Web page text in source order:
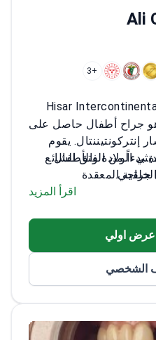
Ali
+3
Hisar
جراح أطفال حاصل على
يقوم
الولادة والأطفال
جراحي.
بدءاً من الفتق الشائع
المعقدة
لعلاج عيوباقرأ المزيد
اولي
الشخصي